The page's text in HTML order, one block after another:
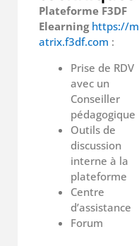
Plateforme F3DF
Elearning https://m
atrix.f3df.com :
Prise de RDV
avec un
Conseiller
pédagogique
Outils de
discussion
interne à la
plateforme
Centre
d’assistance
Forum